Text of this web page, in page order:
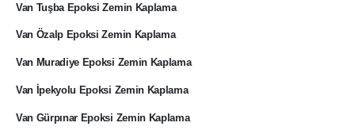
Van Tuşba Epoksi Zemin Kaplama
Van Özalp Epoksi Zemin Kaplama
Van Muradiye Epoksi Zemin Kaplama
Van İpekyolu Epoksi Zemin Kaplama
Van Gürpınar Epoksi Zemin Kaplama